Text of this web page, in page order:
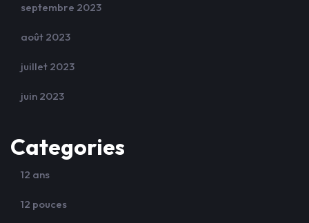
septembre 2023
août 2023
juillet 2023
juin 2023
Categories
12 ans
12 pouces